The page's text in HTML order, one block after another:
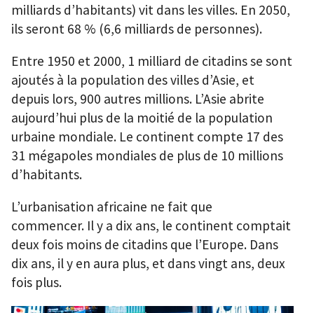
milliards d’habitants) vit dans les villes. En 2050,
ils seront 68 % (6,6 milliards de personnes).
Entre 1950 et 2000, 1 milliard de citadins se sont
ajoutés à la population des villes d’Asie, et
depuis lors, 900 autres millions. L’Asie abrite
aujourd’hui plus de la moitié de la population
urbaine mondiale. Le continent compte 17 des
31 mégapoles mondiales de plus de 10 millions
d’habitants.
L’urbanisation africaine ne fait que
commencer. Il y a dix ans, le continent comptait
deux fois moins de citadins que l’Europe. Dans
dix ans, il y en aura plus, et dans vingt ans, deux
fois plus.